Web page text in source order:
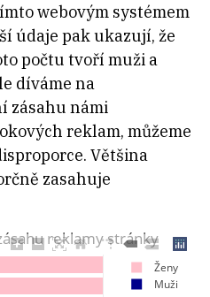
webovým systémem
údaje pak ukazují, že
počtu tvoří muži a
díváme na
zásahu námi
reklam, můžeme
Většina
zasahuje